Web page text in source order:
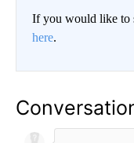
If you would like to
here.